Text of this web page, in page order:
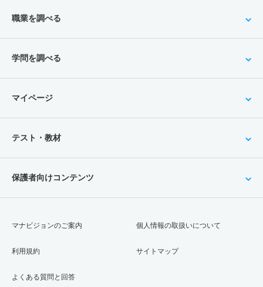
職業を調べる
学問を調べる
マイページ
テスト・教材
保護者向けコンテンツ
マナビジョンのご案内
利用規約
よくある質問と回答
個人情報の取扱いについて
サイトマップ